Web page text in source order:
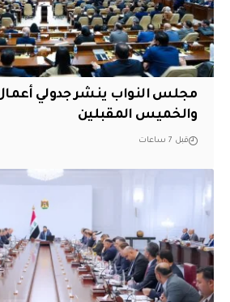
مجلس النواب ينشر جدولي أعمال
والخميس المقبلين
قبل 7 ساعات